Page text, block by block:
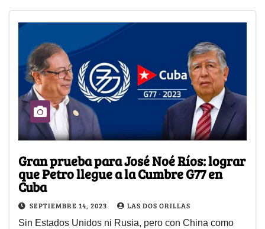
Gran prueba para José Noé Ríos: lograr
que Petro llegue a la Cumbre G77 en
Cuba
SEPTIEMBRE 14, 2023 LAS DOS ORILLAS
Sin Estados Unidos ni Rusia, pero con China como